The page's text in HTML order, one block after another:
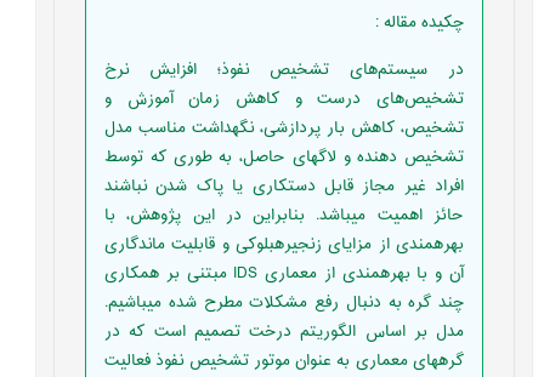
چکیده مقاله:
در سیستم‌های تشخیص نفوذ؛ افزایش نرخ
تشخیص‌های درست و کاهش زمان آموزش و
تشخیص، کاهش بار پردازشی، نگهداشت مناسب مدل
تشخیص دهنده و لاگ‎های حاصل، به طوری که توسط
افراد غیر مجاز قابل دستکاری یا پاک شدن نباشند
حائز اهمیت می‎باشد. بنابراین در این پژوهش، با
بهره‎مندی از مزایای زنجیره‎بلوکی و قابلیت‎ ماندگاری
آن و با بهره‎مندی از معماری IDS مبتنی بر همکاری
چند گره به دنبال رفع مشکلات مطرح شده می‎باشیم.
مدل بر اساس الگوریتم درخت تصمیم است که در
گره‎های معماری به عنوان موتور تشخیص نفوذ فعالیت